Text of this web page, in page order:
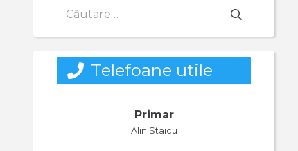
după:
Telefoane utile
Primar
Alin Staicu